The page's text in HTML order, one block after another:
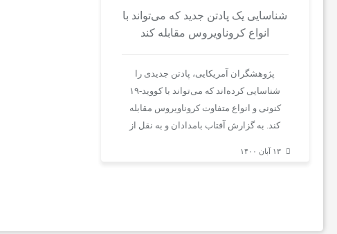
ها
شناسایی یک پادتن جدید که می‌تواند با
انواع کروناویروس مقابله کند
پژوهشگران آمریکایی، پادتن جدیدی را
شناسایی کرده‌اند که می‌تواند با کووید-۱۹
کنونی و انواع متفاوت کروناویروس مقابله
کند. به گزارش آفتاب بامدادان و به نقل از
۱۳ آبان ۱۴۰۰